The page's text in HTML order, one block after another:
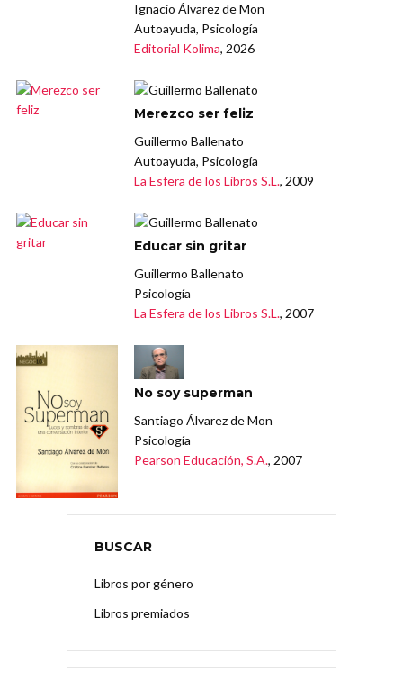
Ignacio Álvarez de Mon
Autoayuda, Psicología
Editorial Kolima, 2026
Merezco ser feliz
Guillermo Ballenato
Autoayuda, Psicología
La Esfera de los Libros S.L., 2009
Educar sin gritar
Guillermo Ballenato
Psicología
La Esfera de los Libros S.L., 2007
No soy superman
Santiago Álvarez de Mon
Psicología
Pearson Educación, S.A., 2007
BUSCAR
Libros por género
Libros premiados